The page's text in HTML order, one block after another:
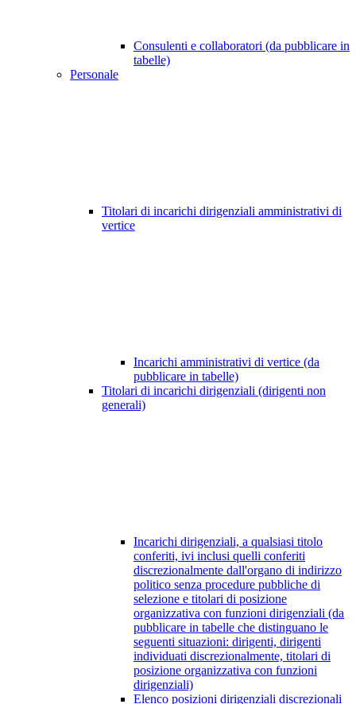
Consulenti e collaboratori (da pubblicare in
tabelle)
Personale
Titolari di incarichi dirigenziali amministrativi di
vertice
Incarichi amministrativi di vertice (da
pubblicare in tabelle)
Titolari di incarichi dirigenziali (dirigenti non
generali)
Incarichi dirigenziali, a qualsiasi titolo
conferiti, ivi inclusi quelli conferiti
discrezionalmente dall'organo di indirizzo
politico senza procedure pubbliche di
selezione e titolari di posizione
organizzativa con funzioni dirigenziali (da
pubblicare in tabelle che distinguano le
seguenti situazioni: dirigenti, dirigenti
individuati discrezionalmente, titolari di
posizione organizzativa con funzioni
dirigenziali)
Elenco posizioni dirigenziali discrezionali